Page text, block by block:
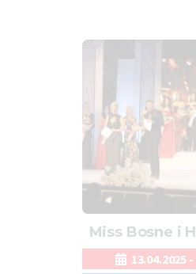
Miss Bosne i
za Miss
Živinicama
13.04.2025